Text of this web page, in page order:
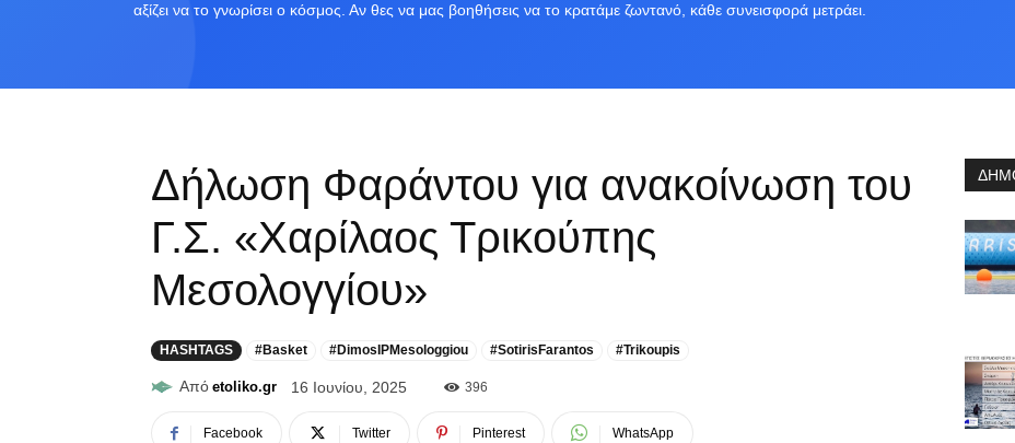
αξίζει να το γνωρίσει ο κόσμος. Αν θες να μας βοηθήσεις να το κρατάμε ζωντανό, κάθε συνεισφορά μετράει.
Δήλωση Φαράντου για ανακοίνωση του
Γ.Σ. «Χαρίλαος Τρικούπης
Μεσολογγίου»
HASHTAGS #Basket #DimosIPMesologgiou #SotirisFarantos #Trikoupis
Από etoliko.gr 16 Ιουνίου, 2025 396
Facebook Twitter Pinterest WhatsApp